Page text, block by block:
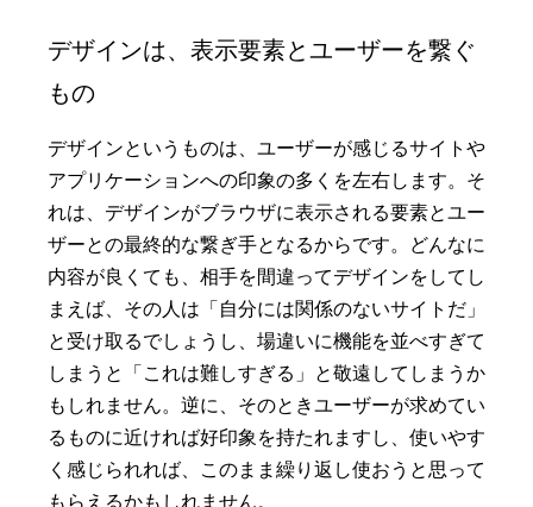
デザインは、表示要素とユーザーを繋ぐ
もの
デザインというものは、ユーザーが感じるサイトや
アプリケーションへの印象の多くを左右します。そ
れは、デザインがブラウザに表示される要素とユー
ザーとの最終的な繋ぎ手となるからです。どんなに
内容が良くても、相手を間違ってデザインをしてし
まえば、その人は「自分には関係のないサイトだ」
と受け取るでしょうし、場違いに機能を並べすぎて
しまうと「これは難しすぎる」と敬遠してしまうか
もしれません。逆に、そのときユーザーが求めてい
るものに近ければ好印象を持たれますし、使いやす
く感じられれば、このまま繰り返し使おうと思って
もらえるかもしれません。